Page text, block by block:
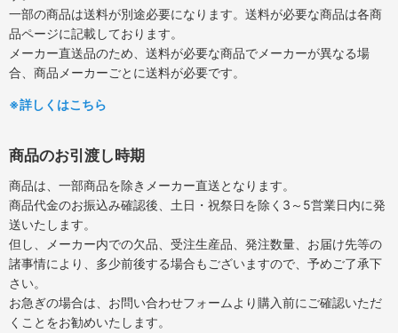
一部の商品は送料が別途必要になります。送料が必要な商品は各商
品ページに記載しております。
メーカー直送品のため、送料が必要な商品でメーカーが異なる場
合、商品メーカーごとに送料が必要です。
※詳しくはこちら
商品のお引渡し時期
商品は、一部商品を除きメーカー直送となります。
商品代金のお振込み確認後、土日・祝祭日を除く3～5営業日内に発
送いたします。
但し、メーカー内での欠品、受注生産品、発注数量、お届け先等の
諸事情により、多少前後する場合もございますので、予めご了承下
さい。
お急ぎの場合は、お問い合わせフォームより購入前にご確認いただ
くことをお勧めいたします。